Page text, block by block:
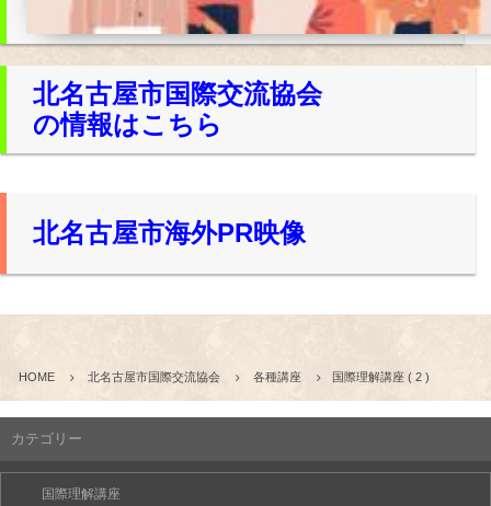
北名古屋市国際交流協会
の情報はこちら
北名古屋市海外PR映像
HOME 北名古屋市国際交流協会 各種講座 国際理解講座 ( 2 )
カテゴリー